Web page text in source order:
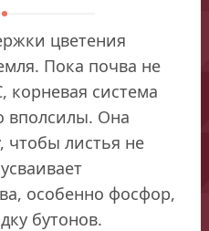
цветения
Пока почва не
корневая система
вполсилы. Она
чтобы листья не
особенно фосфор,
бутонов.